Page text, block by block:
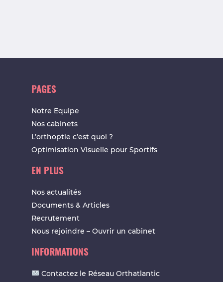
PAGES
Notre Equipe
Nos cabinets
L’orthoptie c’est quoi ?
Optimisation Visuelle pour Sportifs
EN PLUS
Nos actualités
Documents & Articles
Recrutement
Nous rejoindre – Ouvrir un cabinet
INFORMATIONS
Contactez le Réseau Orthatlantic